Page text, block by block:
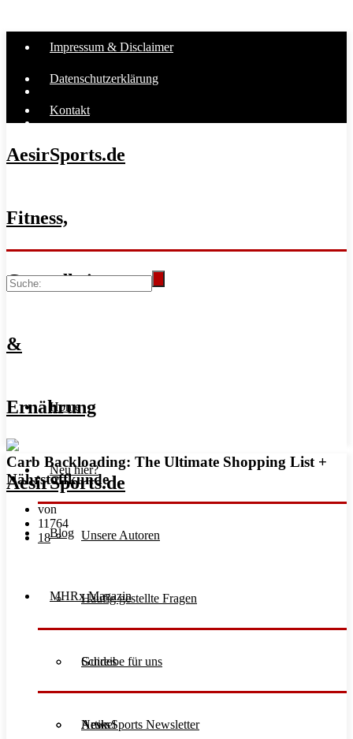
Impressum & Disclaimer
Datenschutzerklärung
Kontakt
AesirSports.de
Fitness,
Gesundheit
&
Ernährung
Home
Unsere Autoren
Häufig gestellte Fragen
Schreibe für uns
Aesir Sports Newsletter
Neu hier?
Blog
Guides
Artikel
MHRx Magazin
News
Carb Backloading: The Ultimate Shopping List +
Nährstoffkunde
von
11764
18